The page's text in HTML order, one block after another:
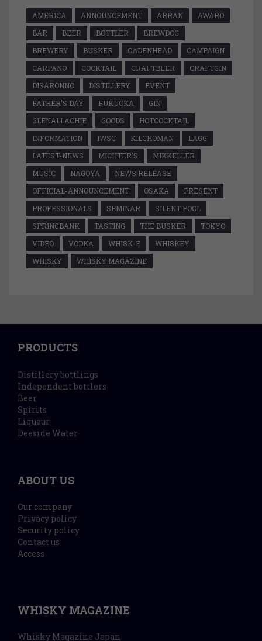
AMERICA ANNOUNCEMENT ARRAN
AWARD
BAR
BEER BOTTLER
BREWDOG
BREWERY
BUSKER CADENHEAD
CAMPAIGN
CARPANO
COCKTAIL CRAFTBEER
CRAFTGIN
DISARONNO
DISTILLERY
EVENT
FATHER'S DAY
FUKUOKA
GIN
GLENALLACHIE
GOODS
HOTCOCKTAIL
INFORMATION
IWSC KILCHOMAN
LAGG
LATEST-NEWS
MICHTER'S
MIKKELLER
MUSIC
NAGOYA
NEWS RELEASE
OFFICIAL-ANNOUNCEMENT
OSAKA
PRESENT
PROFESSIONALS
SEMINAR
SILENT POOL
SPRINGBANK
TASTING THE BUSKER
TOKYO
VIDEO
VODKA WHISK-E
WHISKEY
WHISKY
WHISKY MAGAZINE
PRODUCTS
Distillery bottlings
Independent bottlers
Beer
Spirits
Liqueur
Deeside Water
ABOUT US
Our company
Privacy policy
Security policy
Contact us
Access
WHISKY MAGAZINE
Whisky Magazine Japan